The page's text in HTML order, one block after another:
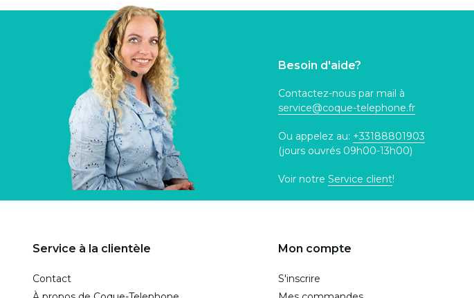
Besoin d'aide?
Contactez-nous par mail à
service@coque-telephone.fr
Ou appelez au: +33188801903
(jours ouvrés 09h00-13h00)
Voir notre Service client!
Service à la clientèle
Contact
Mon compte
S'inscrire